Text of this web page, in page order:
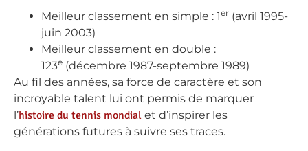
Meilleur classement en simple : 1er (avril 1995-
juin 2003)
Meilleur classement en double :
123e (décembre 1987-septembre 1989)
Au fil des années, sa force de caractère et son
incroyable talent lui ont permis de marquer
l’histoire du tennis mondial et d’inspirer les
générations futures à suivre ses traces.